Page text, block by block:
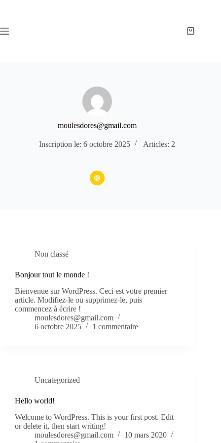
Panier
moulesdores@gmail.com
Inscription le: 6 octobre 2025 Articles: 2
Non classé
Bonjour tout le monde !
Bienvenue sur WordPress. Ceci est votre premier
article. Modifiez-le ou supprimez-le, puis
commencez à écrire !
moulesdores@gmail.com
6 octobre 2025
1 commentaire
Uncategorized
Hello world!
Welcome to WordPress. This is your first post. Edit
or delete it, then start writing!
moulesdores@gmail.com
10 mars 2020